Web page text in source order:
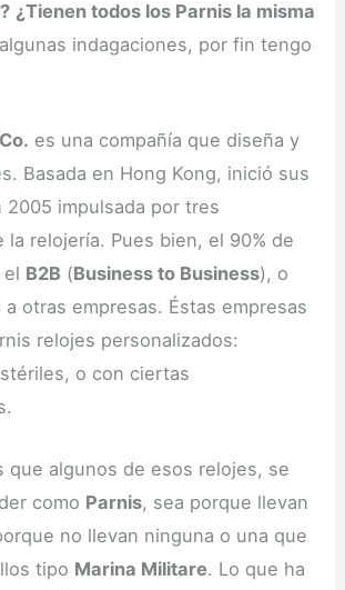
¿Tienen todos los Parnis la misma
indagaciones, por fin tengo
es una compañía que diseña y
Basada en Hong Kong, inició sus
2005 impulsada por tres
la relojería. Pues bien, el 90% de
B2B (Business to Business), o
otras empresas. Éstas empresas
relojes personalizados:
o con ciertas
que algunos de esos relojes, se
como Parnis, sea porque llevan
no llevan ninguna o una que
tipo Marina Militare. Lo que ha